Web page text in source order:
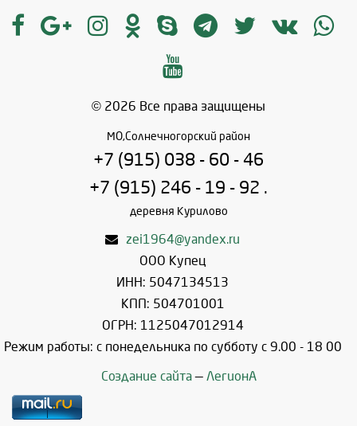
© 2026 Все права защищены
МО,Солнечногорский район
+7 (915) 038 - 60 - 46
+7 (915) 246 - 19 - 92 .
деревня Курилово
zei1964@yandex.ru
ООО Купец
ИНН: 5047134513
КПП: 504701001
ОГРН: 1125047012914
Режим работы: с понедельника по субботу с 9.00 - 18 00
Создание сайта— ЛегионА